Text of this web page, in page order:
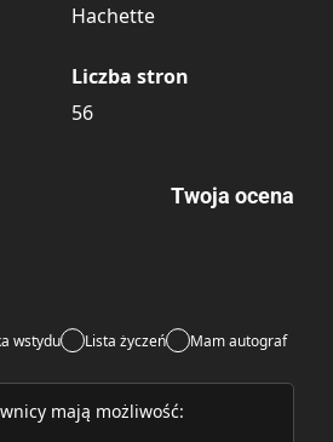
Hachette
Liczba stron
56
Twoja ocena
wstydu Lista życzeń Mam autograf
mają możliwość: